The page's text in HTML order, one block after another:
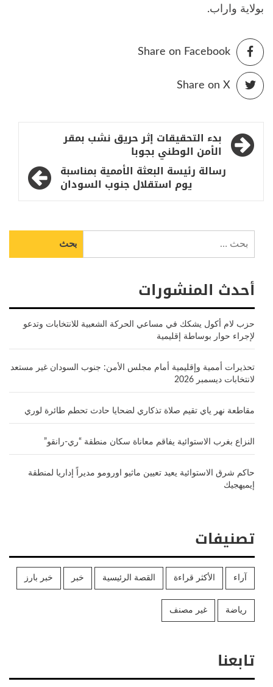
بولاية واراب.
Share on Facebook
Share on X
تصفّح
المقالات
بدء التحقيقات إثر حريق نشب بمقر
الأمن الوطني بجوبا
رسالة رئيسة البعثة الأممية بمناسبة
يوم استقلال جنوب السودان
عن:
أحدث المنشورات
حزب لام أكول يشكك في مساعي الحركة الشعبية للانتخابات وتدعو
لإجراء حوار بوساطة إقليمية
تحذيرات أممية وإقليمية أمام مجلس الأمن: جنوب السودان غير مستعد
لانتخابات ديسمبر 2026
مقاطعة نهر ياي تقيم صلاة تذكاري لضحايا حادث تحطم طائرة لوري
النزاع بغرب الاستوائية يفاقم معاناة سكان منطقة “ري-رانقو”
حاكم شرق الاستوائية يعيد تعيين ماثيو اورومو مديراً إداريا لمنطقة
إيميهجيك
تصنيفات
آراء الأكثر قراءة القصة الرئيسية خبر خبر بارز
رياضة غير مصنف
تابعنا